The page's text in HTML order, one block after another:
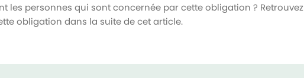
les personnes qui sont concernée par cette obligation ? Retrouvez
obligation dans la suite de cet article.